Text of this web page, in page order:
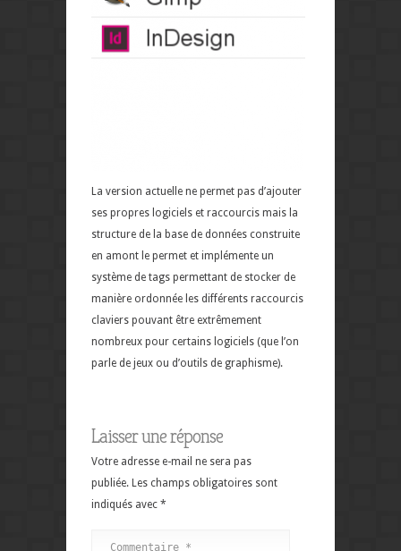
La version actuelle ne permet pas d’ajouter
ses propres logiciels et raccourcis mais la
structure de la base de données construite
en amont le permet et implémente un
système de tags permettant de stocker de
manière ordonnée les différents raccourcis
claviers pouvant être extrêmement
nombreux pour certains logiciels (que l’on
parle de jeux ou d’outils de graphisme).
Laisser une réponse
Votre adresse e-mail ne sera pas
publiée. Les champs obligatoires sont
indiqués avec *